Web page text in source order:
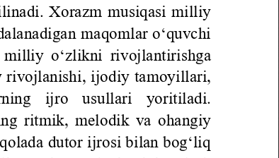
Xorazm musiqasi milliy
maqomlar o‘quvchi
o‘zlikni rivojlantirishga
rivojlanishi, ijodiy tamoyillari,
ijro   usullari   yoritiladi.
ritmik,  melodik  va  ohangiy
dutor ijrosi bilan bog‘liq